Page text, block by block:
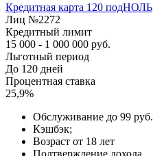
Кредитная карта 120 подНОЛЬ
Лиц №2272
Кредитный лимит
15 000 - 1 000 000 руб.
Льготный период
До 120 дней
Процентная ставка
25,9%
Обслуживание до 99 руб.
Кэшбэк;
Возраст от 18 лет
Подтверждение дохода